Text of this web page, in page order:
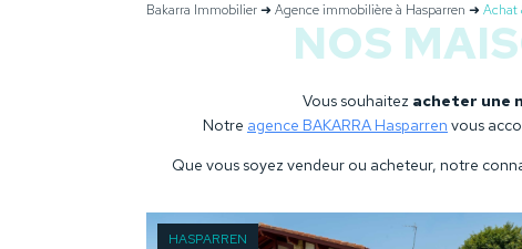
Bakarra Immobilier➜ Agence immobilière à Hasparren ➜ Achat
NOS
Vous souhaitez acheter une
Notre agence BAKARRA Hasparren vous
Que vous soyez vendeur ou acheteur, notre
HASPARREN